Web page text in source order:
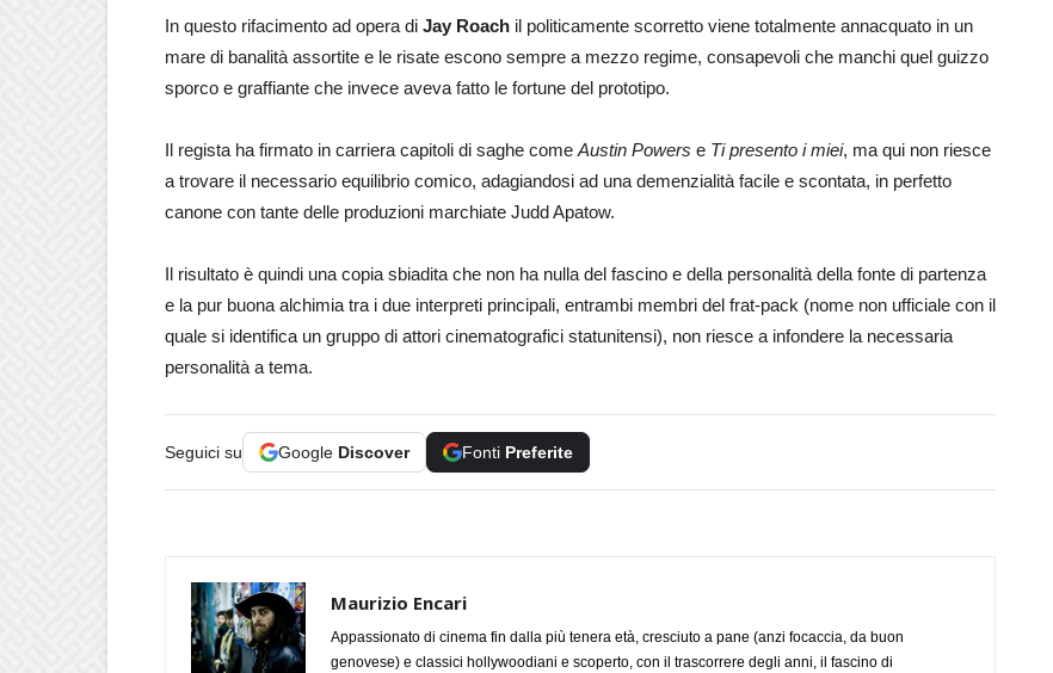
In questo rifacimento ad opera di Jay Roach il politicamente scorretto viene totalmente annacquato in un
mare di banalità assortite e le risate escono sempre a mezzo regime, consapevoli che manchi quel guizzo
sporco e graffiante che invece aveva fatto le fortune del prototipo.
Il regista ha firmato in carriera capitoli di saghe come Austin Powers e Ti presento i miei, ma qui non riesce
a trovare il necessario equilibrio comico, adagiandosi ad una demenzialità facile e scontata, in perfetto
canone con tante delle produzioni marchiate Judd Apatow.
Il risultato è quindi una copia sbiadita che non ha nulla del fascino e della personalità della fonte di partenza
e la pur buona alchimia tra i due interpreti principali, entrambi membri del frat-pack (nome non ufficiale con il
quale si identifica un gruppo di attori cinematografici statunitensi), non riesce a infondere la necessaria
personalità a tema.
Seguici su Google Discover Fonti Preferite
Maurizio Encari
Appassionato di cinema fin dalla più tenera età, cresciuto a pane (anzi focaccia, da buon
genovese) e classici hollywoodiani e scoperto, con il trascorrere degli anni, il fascino di